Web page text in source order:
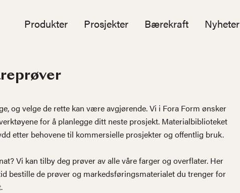
Produkter Prosjekter Bærekraft Nyheter
og velge de rette kan være avgjørende. Vi i Fora Form ønsker
for å planlegge ditt neste prosjekt. Materialbiblioteket
etter behovene til kommersielle prosjekter og offentlig bruk.
Vi kan tilby deg prøver av alle våre farger og overflater. Her
bestille de prøver og markedsføringsmaterialet du trenger for